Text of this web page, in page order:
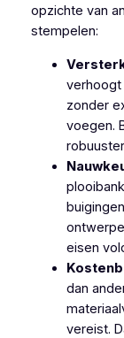
opzichte van
stempelen:
verhoogt
zonder
voegen.
eisen
dan
vereist.